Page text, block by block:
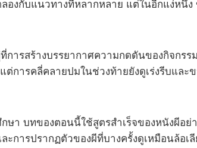
องกับแนวทางที่หลากหลาย แต่ในอีกแง่หนึ่ง
การสร้างบรรยากาศความกดดันของกิจกร
ต่การคลี่คลายปมในช่วงท้ายยังดูเร่งรีบและ
บทของตอนนี้ใช้สูตรสำเร็จของหนังผีอย่
ะการปรากฏตัวของผีที่บางครั้งดูเหมือนล้อเ